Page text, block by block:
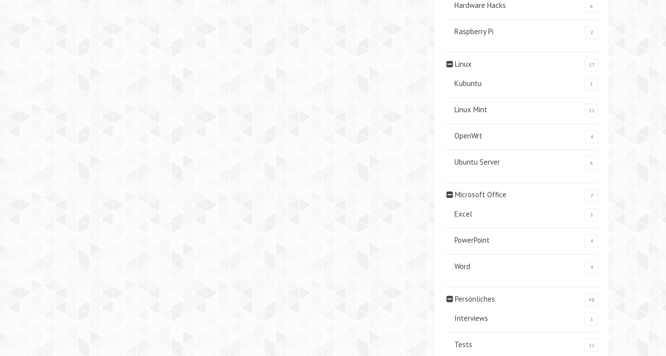
Hardware Hacks 6
Raspberry Pi 2
Linux 27
Kubuntu 5
Linux Mint 12
OpenWrt 4
Ubuntu Server 6
Microsoft Office 7
Excel 1
PowerPoint 4
Word 4
Persönliches 98
Interviews 1
Tests 11